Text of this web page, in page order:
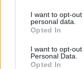
not limited to your
grant or deny
use your data for
consent section.
I want to opt-
personal data.
Opted In
I want to opt-
Personal Data.
Opted In